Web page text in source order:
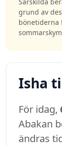
grund av
Isha
För idag,
Abakan
ändras